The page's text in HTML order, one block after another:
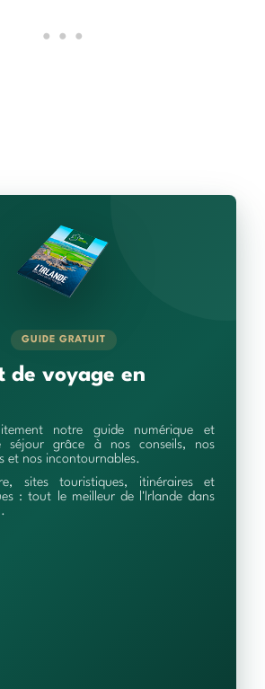
GUIDE GRATUIT
de voyage en
notre guide numérique et
séjour grâce à nos conseils, nos
et nos incontournables.
sites touristiques, itinéraires et
: tout le meilleur de l'Irlande dans